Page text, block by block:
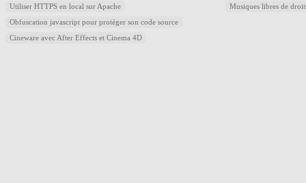
Utiliser HTTPS en local sur Apache
Obfuscation javascript pour protéger son code source
Cineware avec After Effects et Cinema 4D
Musiques libres de